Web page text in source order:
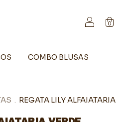
0
COMBO BLUSAS
. REGATA LILY ALFAIATARIA